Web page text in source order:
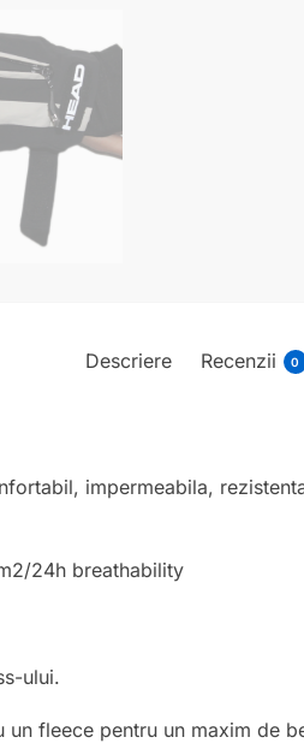
Descriere Recenzii 0
impermeabila,
24h breathability
ului.
un fleece pentru un maxim de